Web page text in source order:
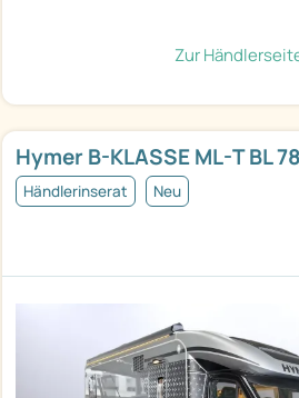
Zur
Hymer B-KLASSE ML-T BL
Händlerinserat Neu